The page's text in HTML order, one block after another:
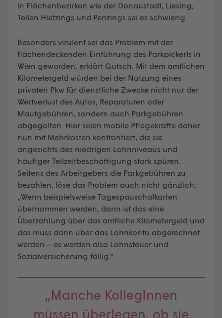
in Flächenbezirken wie der Donaustadt, Liesing,
Teilen Hietzings und Penzings sei es schwierig.
Besonders virulent sei das Problem mit der
flächendeckenden Einführung des Parkpickerls in
Wien geworden, erklärt Gutsch. Mit dem amtlichen
Kilometergeld würden bei der Nutzung eines
privaten Pkw für dienstliche Zwecke nicht nur der
Wertverlust des Autos, Reparaturen oder
Mautgebühren, sondern auch Parkgebühren
abgegolten. Hier seien mobile Pflegekräfte daher
nun mit Mehrkosten konfrontiert, die sie
angesichts des niedrigen Lohnniveaus und
häufiger Teilzeitbeschäftigung stark spüren.
Seitens des Arbeitgebers die Parkgebühren zu
bezahlen, löse das Problem auch nicht gänzlich:
„Wenn beispielsweise Tagespauschalkarten
übernommen werden, dann ist das eine
Überzahlung über das amtliche Kilometergeld und
das muss dann über das Lohnkonto abgerechnet
werden – es werden also Lohnsteuer und
Sozialversicherung fällig.“
„Manche KollegInnen
müssen überlegen, ob sie